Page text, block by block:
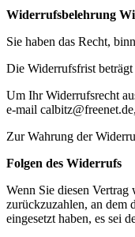
Widerrufsbelehrung
Sie haben das Recht,
Die Widerrufsfrist beträgt
Um Ihr Widerrufsrecht
e-mail
Zur Wahrung der
Folgen des Widerrufs
Wenn Sie diesen
zurückzuzahlen, an dem
eingesetzt haben, es sei